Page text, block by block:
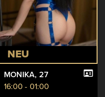
NEU
MONIKA, 27
16:00 - 01:00